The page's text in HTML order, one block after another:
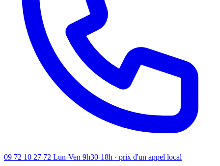
09 72 10 27 72 Lun-Ven 9h30-18h · prix d'un appel local